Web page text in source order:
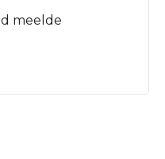
meelde